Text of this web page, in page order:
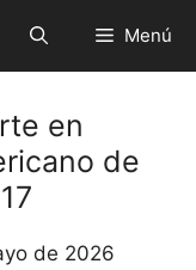
Menú
en
de
de 2026